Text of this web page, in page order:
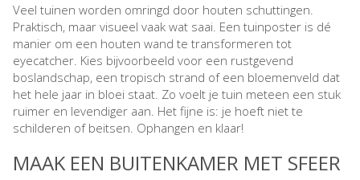
Veel tuinen worden omringd door houten schuttingen.
Praktisch, maar visueel vaak wat saai. Een tuinposter is dé
manier om een houten wand te transformeren tot
eyecatcher. Kies bijvoorbeeld voor een rustgevend
boslandschap, een tropisch strand of een bloemenveld dat
het hele jaar in bloei staat. Zo voelt je tuin meteen een stuk
ruimer en levendiger aan. Het fijne is: je hoeft niet te
schilderen of beitsen. Ophangen en klaar!
MAAK EEN BUITENKAMER MET SFEER